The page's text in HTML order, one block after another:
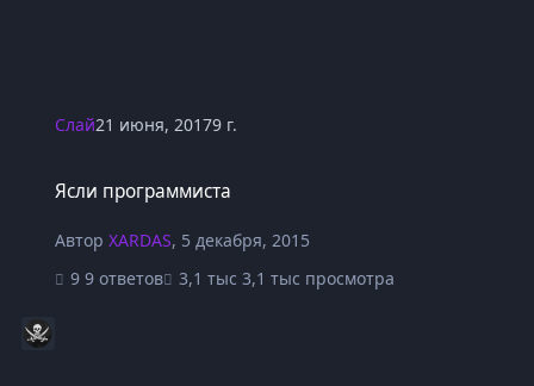
Слай21 июня, 20179 г.
Ясли программиста
АвторXARDAS, 5 декабря, 2015
9 ответов
3,1 тыс просмотра